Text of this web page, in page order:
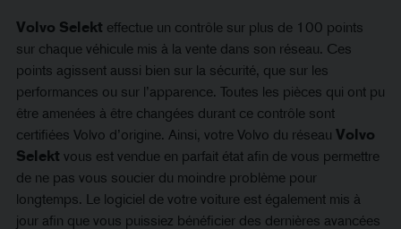
Volvo Selekt effectue un contrôle sur plus de 100 points
sur chaque véhicule mis à la vente dans son réseau. Ces
points agissent aussi bien sur la sécurité, que sur les
performances ou sur l’apparence. Toutes les pièces qui ont pu
être amenées à être changées durant ce contrôle sont
certifiées Volvo d’origine. Ainsi, votre Volvo du réseau Volvo
Selekt vous est vendue en parfait état afin de vous permettre
de ne pas vous soucier du moindre problème pour
longtemps. Le logiciel de votre voiture est également mis à
jour afin que vous puissiez bénéficier des dernières avancées